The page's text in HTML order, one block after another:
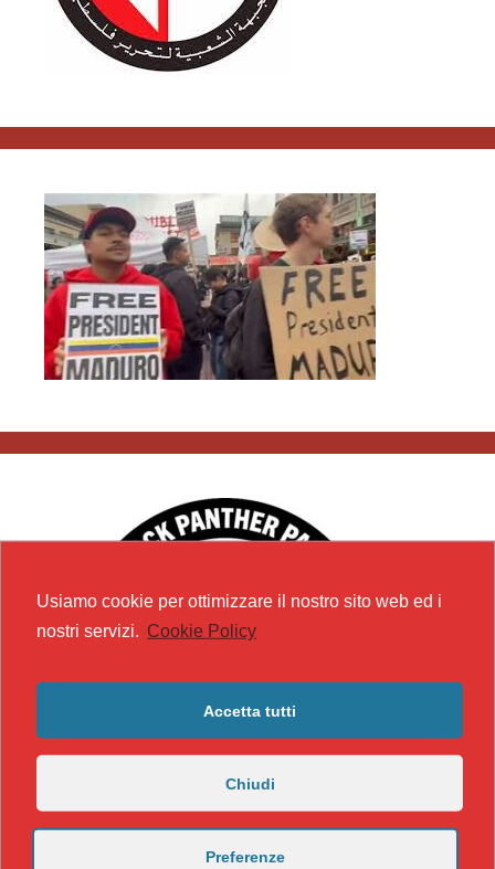
Usiamo cookie per ottimizzare il nostro sito web ed i
nostri servizi. Cookie Policy
Accetta tutti
Chiudi
Preferenze